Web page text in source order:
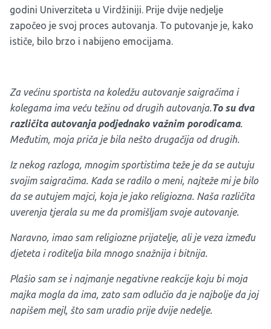
godini Univerziteta u Virdžiniji. Prije dvije nedjelje
započeo je svoj proces autovanja. To putovanje je, kako
ističe, bilo brzo i nabijeno emocijama.
Za većinu sportista na koledžu autovanje saigračima i
kolegama ima veću težinu od drugih autovanja.To su dva
različita autovanja podjednako važnim porodicama.
Međutim, moja priča je bila nešto drugačija od drugih.
Iz nekog razloga, mnogim sportistima teže je da se autuju
svojim saigračima. Kada se radilo o meni, najteže mi je bilo
da se autujem majci, koja je jako religiozna. Naša različita
uverenja tjerala su me da promišljam svoje autovanje.
Naravno, imao sam religiozne prijatelje, ali je veza između
djeteta i roditelja bila mnogo snažnija i bitnija.
Plašio sam se i najmanje negativne reakcije koju bi moja
majka mogla da ima, zato sam odlučio da je najbolje da joj
napišem mejl, što sam uradio prije dvije nedelje.